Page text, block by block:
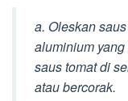
a. Oleskan
aluminium
saus tomat di
atau bercorak.